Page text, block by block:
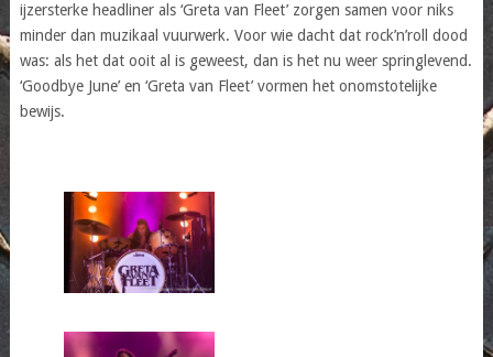
ijzersterke headliner als ‘Greta van Fleet’ zorgen samen voor niks
minder dan muzikaal vuurwerk. Voor wie dacht dat rock’n’roll dood
was: als het dat ooit al is geweest, dan is het nu weer springlevend.
‘Goodbye June’ en ‘Greta van Fleet’ vormen het onomstotelijke
bewijs.